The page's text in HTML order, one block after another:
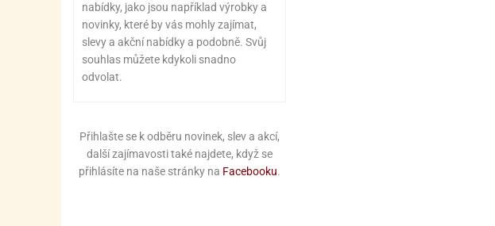
nabídky, jako jsou například výrobky a
novinky, které by vás mohly zajímat,
slevy a akční nabídky a podobně. Svůj
souhlas můžete kdykoli snadno
odvolat.
Přihlašte se k odběru novinek, slev a akcí,
další zajímavosti také najdete, když se
přihlásíte na naše stránky na Facebooku.